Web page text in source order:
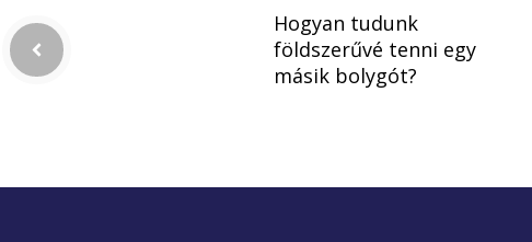
Hogyan tudunk
földszerűvé tenni egy
másik bolygót?